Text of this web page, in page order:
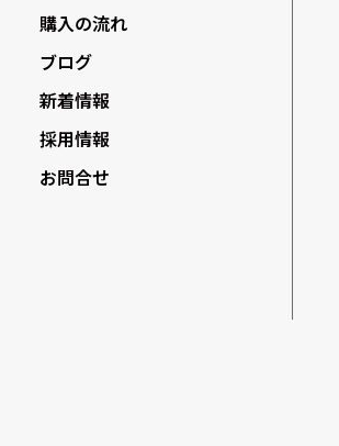
購入の流れ
ブログ
新着情報
採用情報
お問合せ